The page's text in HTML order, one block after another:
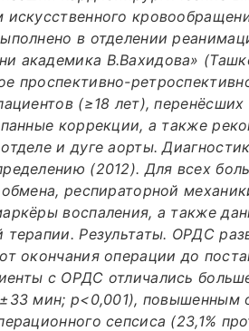
искусственного
в отделении
академика В.Вахидова»
проспективно-
(≥18 лет),
коррекции, а также
и дуге аорты.
(2012). Для всех
респираторной
воспаления, а также
терапии. Результаты. ОРДС
окончания операции до
с ОРДС отличались
мин; p<0,001), повышенным
сепсиса (23,1%